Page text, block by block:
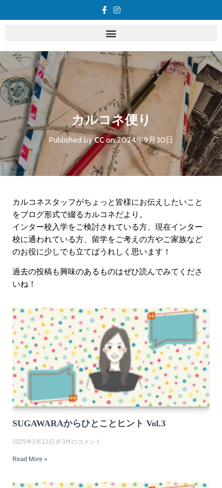
カルコネ便り
Published byCCon2024年9月30日
カルコネスタッフがちょっと皆様にお伝えしたいこと
をブログ形式で綴るカルコネだより。
インター校入学をご検討されている方、現在インター
校に通われている方、留学をご考えの方やご家族など
のお役に少しでも立てばうれしく思います！
過去の投稿も興味のあるものはぜひ読んでみてくださ
いね！
SUGAWARAからひとことヒント Vol.3
2025年2月12日 3件のコメント
Read More »